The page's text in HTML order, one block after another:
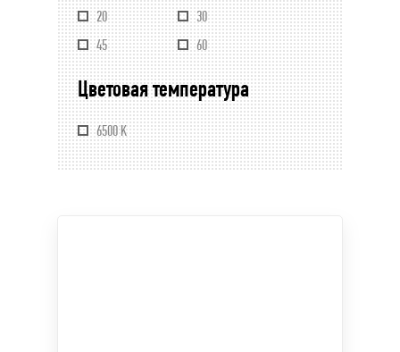
20
30
45
60
Цветовая температура
6500 K